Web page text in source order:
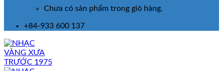
Chưa có sản phẩm trong giỏ hàng.
+84-933 600 137